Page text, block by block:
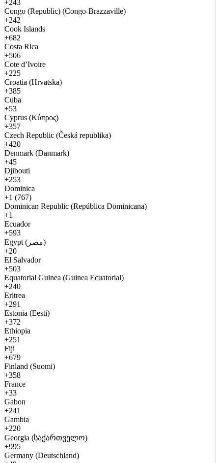
+243
Congo (Republic) (Congo-Brazzaville)
+242
Cook Islands
+682
Costa Rica
+506
Cote d’Ivoire
+225
Croatia (Hrvatska)
+385
Cuba
+53
Cyprus (Κύπρος)
+357
Czech Republic (Česká republika)
+420
Denmark (Danmark)
+45
Djibouti
+253
Dominica
+1 (767)
Dominican Republic (República Dominicana)
+1
Ecuador
+593
Egypt (مصر)
+20
El Salvador
+503
Equatorial Guinea (Guinea Ecuatorial)
+240
Eritrea
+291
Estonia (Eesti)
+372
Ethiopia
+251
Fiji
+679
Finland (Suomi)
+358
France
+33
Gabon
+241
Gambia
+220
Georgia (საქართველო)
+995
Germany (Deutschland)